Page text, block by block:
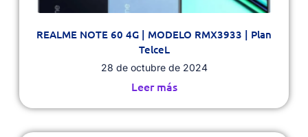
REALME NOTE 60 4G | MODELO RMX3933 | Plan
TelceL
28 de octubre de 2024
Leer más